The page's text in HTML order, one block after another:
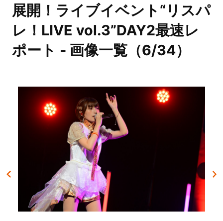
展開！ライブイベント“リスパ
レ！LIVE vol.3”DAY2最速レ
ポート - 画像一覧（6/34）